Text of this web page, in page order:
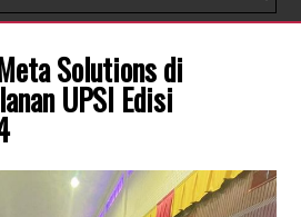
Solutions di
UPSI Edisi